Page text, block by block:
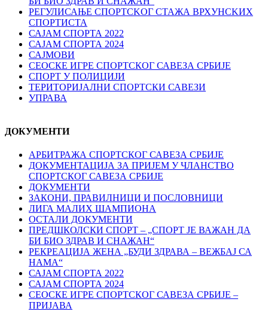
РЕГУЛИСАЊЕ СПОРТСKОГ СТАЖА ВРХУНСKИХ
СПОРТИСТА
САЈАМ СПОРТА 2022
САЈАМ СПОРТА 2024
САЈМОВИ
СЕОСКЕ ИГРЕ СПОРТСКОГ САВЕЗА СРБИЈЕ
СПОРТ У ПОЛИЦИЈИ
ТЕРИТОРИЈАЛНИ СПОРТСКИ САВЕЗИ
УПРАВА
ДОКУМЕНТИ
АРБИТРАЖА СПОРТСКОГ САВЕЗА СРБИЈЕ
ДОКУМЕНТАЦИЈА ЗА ПРИЈЕМ У ЧЛАНСТВО
СПОРТСКОГ САВЕЗА СРБИЈЕ
ДОКУМЕНТИ
ЗАКОНИ, ПРАВИЛНИЦИ И ПОСЛОВНИЦИ
ЛИГА МАЛИХ ШАМПИОНА
ОСТАЛИ ДОКУМЕНТИ
ПРЕДШКОЛСКИ СПОРТ – „СПОРТ ЈЕ ВАЖАН ДА
БИ БИО ЗДРАВ И СНАЖАН“
РЕКРЕАЦИЈА ЖЕНА „БУДИ ЗДРАВА – ВЕЖБАЈ СА
НАМА“
САЈАМ СПОРТА 2022
САЈАМ СПОРТА 2024
СЕОСКЕ ИГРЕ СПОРТСКОГ САВЕЗА СРБИЈЕ –
ПРИЈАВА